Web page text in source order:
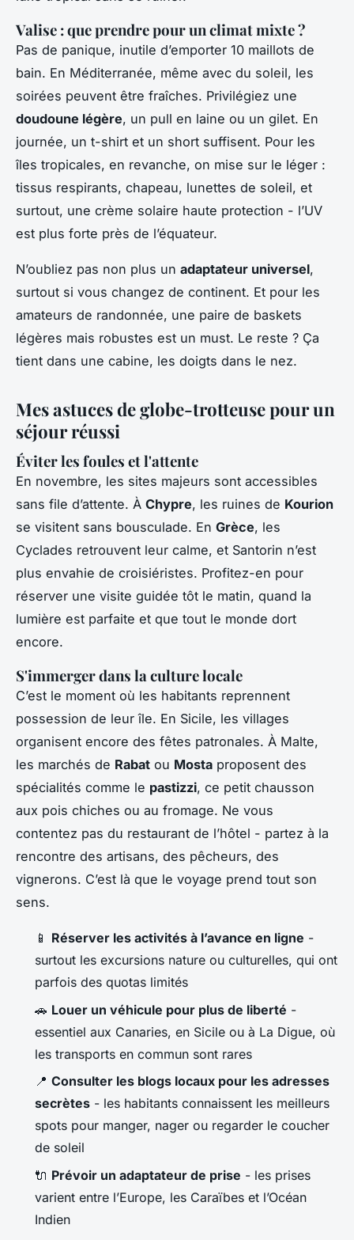
Valise : que prendre pour un climat mixte ?
Pas de panique, inutile d’emporter 10 maillots de
bain. En Méditerranée, même avec du soleil, les
soirées peuvent être fraîches. Privilégiez une
doudoune légère, un pull en laine ou un gilet. En
journée, un t-shirt et un short suffisent. Pour les
îles tropicales, en revanche, on mise sur le léger :
tissus respirants, chapeau, lunettes de soleil, et
surtout, une crème solaire haute protection - l’UV
est plus forte près de l’équateur.
N’oubliez pas non plus un adaptateur universel,
surtout si vous changez de continent. Et pour les
amateurs de randonnée, une paire de baskets
légères mais robustes est un must. Le reste ? Ça
tient dans une cabine, les doigts dans le nez.
Mes astuces de globe-trotteuse pour un
séjour réussi
Éviter les foules et l'attente
En novembre, les sites majeurs sont accessibles
sans file d’attente. À Chypre, les ruines de Kourion
se visitent sans bousculade. En Grèce, les
Cyclades retrouvent leur calme, et Santorin n’est
plus envahie de croisiéristes. Profitez-en pour
réserver une visite guidée tôt le matin, quand la
lumière est parfaite et que tout le monde dort
encore.
S'immerger dans la culture locale
C’est le moment où les habitants reprennent
possession de leur île. En Sicile, les villages
organisent encore des fêtes patronales. À Malte,
les marchés de Rabat ou Mosta proposent des
spécialités comme le pastizzi, ce petit chausson
aux pois chiches ou au fromage. Ne vous
contentez pas du restaurant de l’hôtel - partez à la
rencontre des artisans, des pêcheurs, des
vignerons. C’est là que le voyage prend tout son
sens.
📱 Réserver les activités à l’avance en ligne -
surtout les excursions nature ou culturelles, qui ont
parfois des quotas limités
🚗 Louer un véhicule pour plus de liberté -
essentiel aux Canaries, en Sicile ou à La Digue, où
les transports en commun sont rares
📍 Consulter les blogs locaux pour les adresses
secrètes - les habitants connaissent les meilleurs
spots pour manger, nager ou regarder le coucher
de soleil
🔌 Prévoir un adaptateur de prise - les prises
varient entre l’Europe, les Caraïbes et l’Océan
Indien